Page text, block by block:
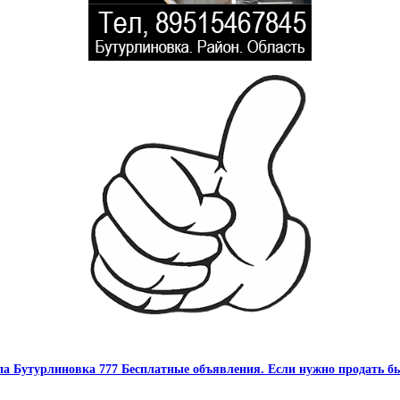
Бутурлиновка 777 Бесплатные объявления. Если нужно продать